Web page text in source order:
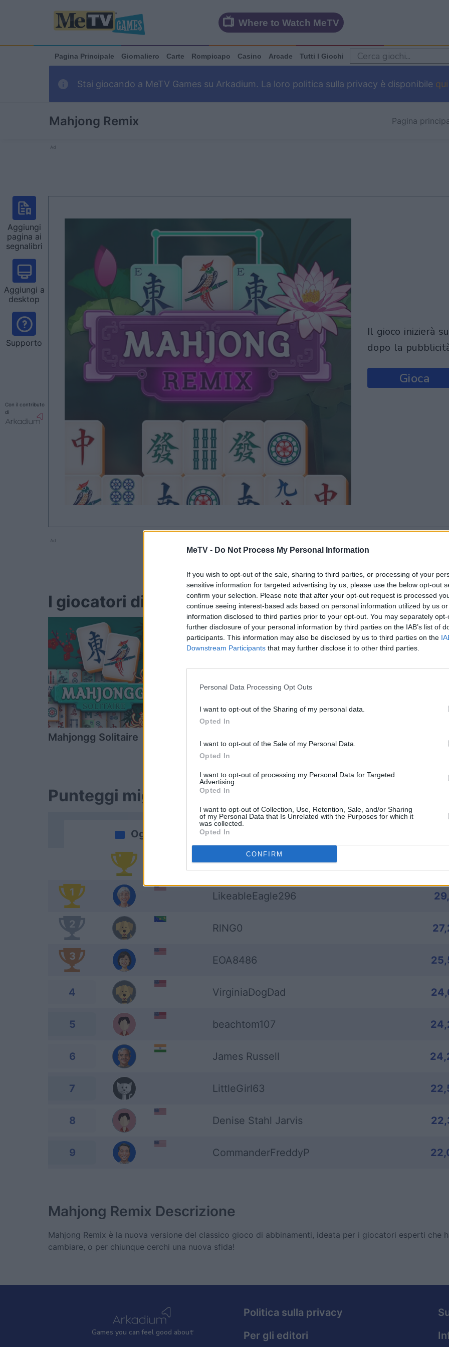
MeTV - Do Not Process My Personal Information
If you wish to opt-out of the sale, sharing to third parties, or processing of your
sensitive information for targeted advertising by us, please use the below opt-out
confirm your selection. Please note that after your opt-out request is processed
continue seeing interest-based ads based on personal information utilized by us
information disclosed to third parties prior to your opt-out. You may separately
further disclosure of your personal information by third parties on the IAB’s list of
participants. This information may also be disclosed by us to third parties on the
Downstream Participants that may further disclose it to other third parties.
Personal Data Processing Opt Outs
I want to opt-out of the Sharing of my personal data.
Opted In
I want to opt-out of the Sale of my Personal Data.
Opted In
I want to opt-out of processing my Personal Data for Targeted
Advertising.
Opted In
I want to opt-out of Collection, Use, Retention, Sale, and/or Sharing
of my Personal Data that Is Unrelated with the Purposes for which it
was collected.
Opted In
CONFIRM
Where to Watch MeTV
Pagina Principale Giornaliero Carte Rompicapo Casino Arcade Tutti I Giochi
Stai giocando a MeTV Games su Arkadium. La loro politica sulla privacy è disponibile qui
Mahjong Remix Pagina
Ad
Aggiungi
pagina ai
segnalibri
Aggiungi a
desktop
Supporto
Con il contributo
di
il gioco inizierà subito
dopo la
Gioca
Ad
I giocatori di Mahjong Remix apprezzano anche:
Mahjongg Solitaire
Punteggi migliori
Oggi
Sarai tu?
1 LikeableEagle296
2 RlNG0
3 EOA8486
4 VirginiaDogDad
5 beachtom107
6 James Russell
7 LittleGirl63
8 Denise Stahl Jarvis
9 CommanderFreddyP
Mahjong Remix Descrizione
Mahjong Remix è la nuova versione del classico gioco di abbinamenti, ideata per i giocatori esperti che
cambiare, o per chiunque cerchi una nuova sfida!
Games you can feel good about
Politica sulla privacy
Per gli editori